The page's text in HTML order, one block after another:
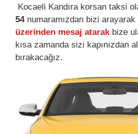
Kocaeli Kandıra korsan taksi
54numaramızdan bizi arayarak
üzerinden mesaj atarak bize
kısa zamanda sizi kapınızdan
bırakacağız.